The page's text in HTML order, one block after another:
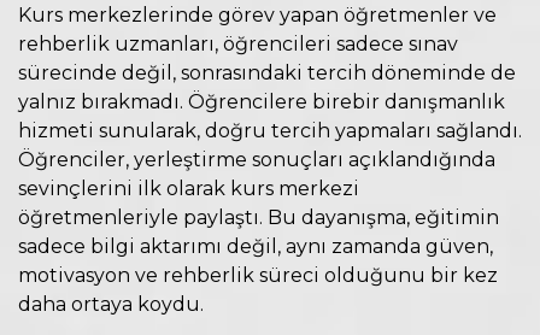
Kurs merkezlerinde görev yapan öğretmenler ve
rehberlik uzmanları, öğrencileri sadece sınav
sürecinde değil, sonrasındaki tercih döneminde de
yalnız bırakmadı. Öğrencilere birebir danışmanlık
hizmeti sunularak, doğru tercih yapmaları sağlandı.
Öğrenciler, yerleştirme sonuçları açıklandığında
sevinçlerini ilk olarak kurs merkezi
öğretmenleriyle paylaştı. Bu dayanışma, eğitimin
sadece bilgi aktarımı değil, aynı zamanda güven,
motivasyon ve rehberlik süreci olduğunu bir kez
daha ortaya koydu.